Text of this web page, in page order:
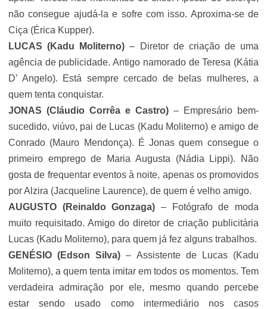
não consegue ajudá-la e sofre com isso. Aproxima-se de
Ciça (Érica Kupper).
LUCAS (Kadu Moliterno) – Diretor de criação de uma
agência de publicidade. Antigo namorado de Teresa (Kátia
D’ Angelo). Está sempre cercado de belas mulheres, a
quem tenta conquistar.
JONAS (Cláudio Corrêa e Castro) – Empresário bem-
sucedido, viúvo, pai de Lucas (Kadu Moliterno) e amigo de
Conrado (Mauro Mendonça). É Jonas quem consegue o
primeiro emprego de Maria Augusta (Nádia Lippi). Não
gosta de frequentar eventos à noite, apenas os promovidos
por Alzira (Jacqueline Laurence), de quem é velho amigo.
AUGUSTO (Reinaldo Gonzaga) – Fotógrafo de moda
muito requisitado. Amigo do diretor de criação publicitária
Lucas (Kadu Moliterno), para quem já fez alguns trabalhos.
GENÉSIO (Edson Silva) – Assistente de Lucas (Kadu
Moliterno), a quem tenta imitar em todos os momentos. Tem
verdadeira admiração por ele, mesmo quando percebe
estar sendo usado como intermediário nos casos